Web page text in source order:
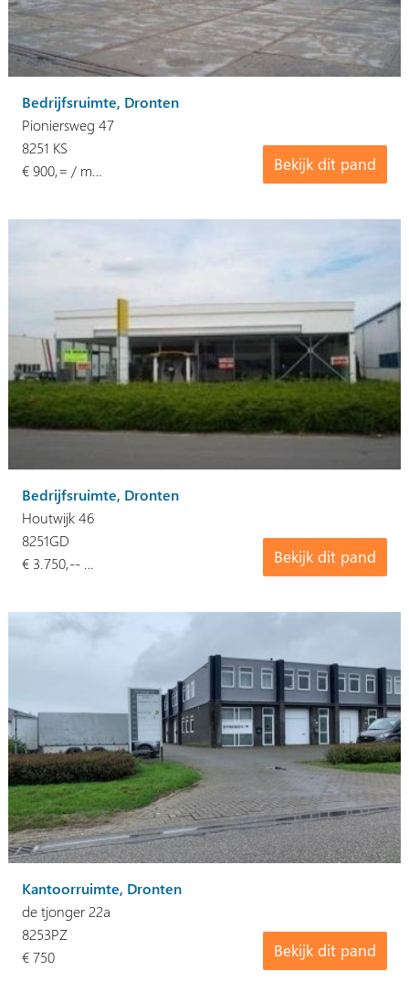
Bedrijfsruimte, Dronten
Pioniersweg 47
Bekijk dit pand
8251 KS
€ 900,= / m…
Bedrijfsruimte, Dronten
Houtwijk 46
Bekijk dit pand
8251GD
€ 3.750,-- …
Kantoorruimte, Dronten
de tjonger 22a
Bekijk dit pand
8253PZ
€ 750